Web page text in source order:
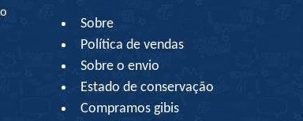
Sobre
Política de vendas
Sobre o envio
Estado de conservação
Compramos gibis